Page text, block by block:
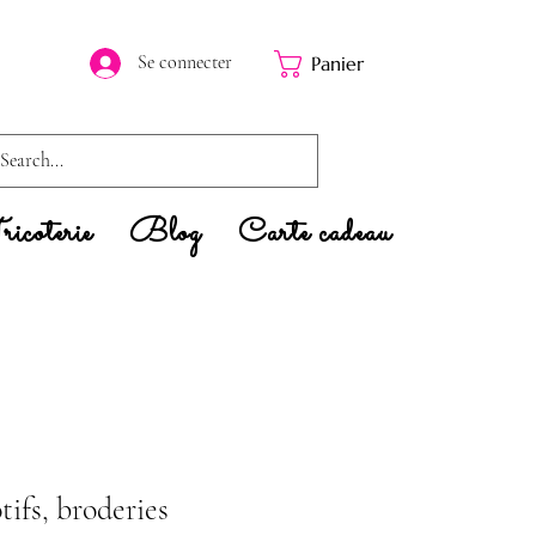
Se connecter Panier
Blog Carte cadeau
broderies